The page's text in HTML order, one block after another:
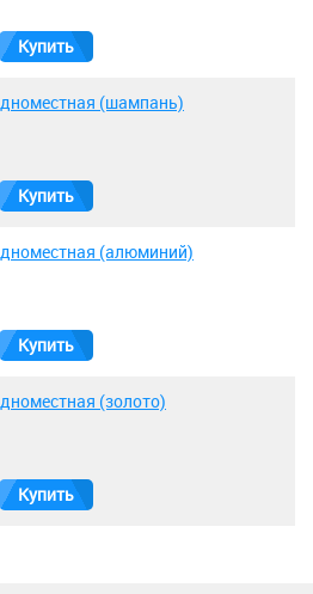
Купить
(шампань)
Купить
(алюминий)
Купить
(золото)
Купить